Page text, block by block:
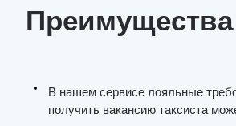
Преимущества
В нашем сервисе лояльные
получить вакансию таксиста